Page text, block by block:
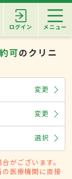
ログイン メニュー
可のクリニ
変更
変更
選択
がございます。
医療機関に直接